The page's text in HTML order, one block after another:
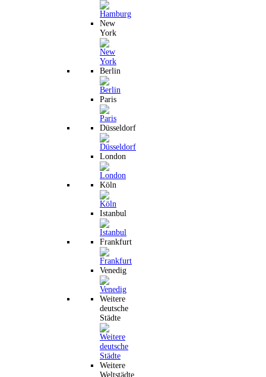
New
York
Berlin
Paris
Düsseldorf
London
Köln
Istanbul
Frankfurt
Venedig
Weitere
deutsche
Städte
Weitere
Weltstädte